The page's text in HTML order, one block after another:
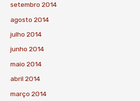
setembro 2014
agosto 2014
julho 2014
junho 2014
maio 2014
abril 2014
março 2014